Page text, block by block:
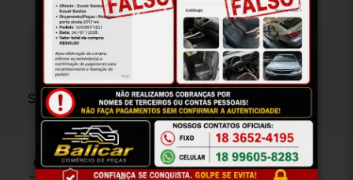
Especificações
Sem especificações cadastradas.
Garantia Certificado de Procedência Troca e Devolução